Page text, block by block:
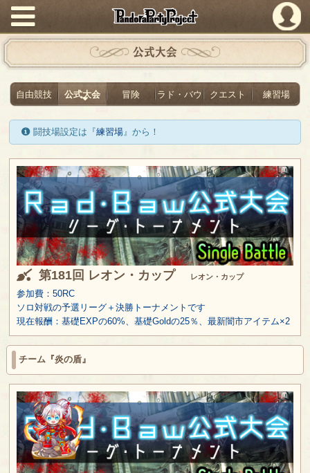
PandoraPartyProject
公式大会
自由競技 公式大会 冒険 ラド・バウ クエスト 練習場
闘技場設定は『練習場』から！
第181回 レオン・カップ レオン・カップ
参加費：50RC
ソロ対戦の予選リーグ＋決勝トーナメントです
現在報酬：基礎EXPの60%、基礎Goldの25％、最新闇市アイテム×2
チーム『炎の盾』